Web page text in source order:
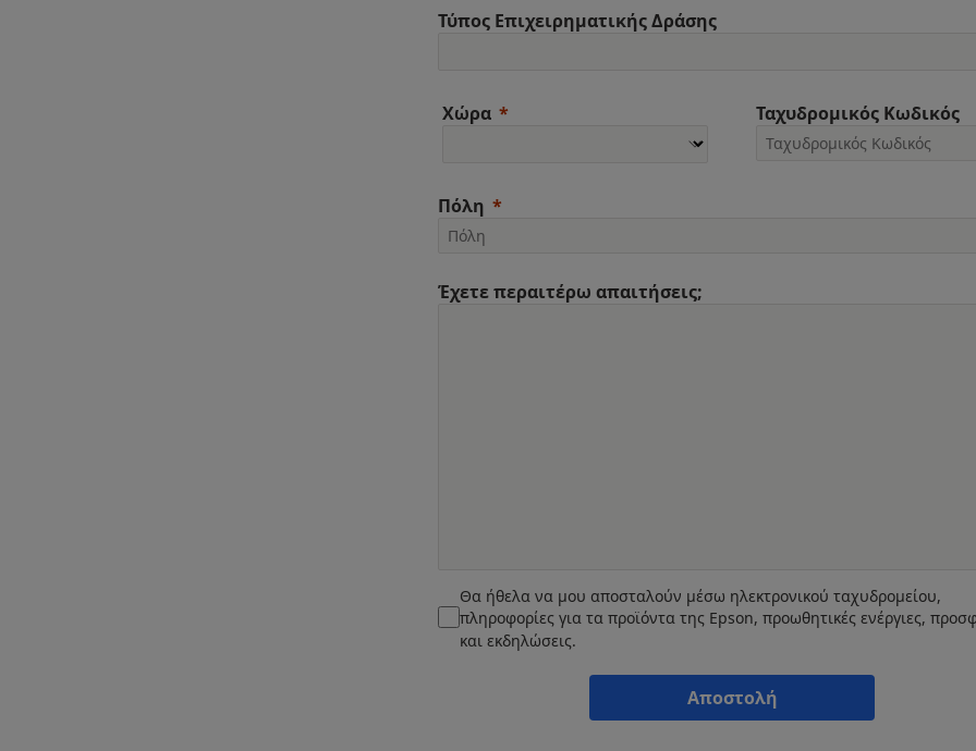
Τύπος Επιχειρηματικής Δράσης
Χώρα Ταχυδρομικός Κωδικός
Πόλη
Έχετε περαιτέρω απαιτήσεις;
Θα ήθελα να μου αποσταλούν μέσω ηλεκτρονικού ταχυδρομείου,
πληροφορίες για τα προϊόντα της Epson, προωθητικές ενέργιες,
και εκδηλώσεις.
Αποστολή